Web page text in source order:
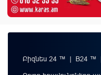
Բիզնես 24 ™ | B24 ™